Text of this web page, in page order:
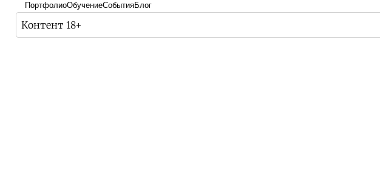
ПортфолиоОбучениеСобытияБлог
Контент 18+